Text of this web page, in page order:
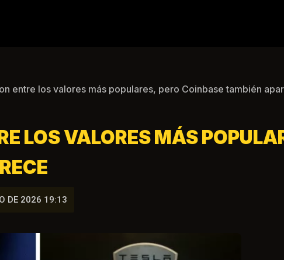
entre los valores más populares, pero Coinbase también
LOS VALORES MÁS
DE 2026 19:13